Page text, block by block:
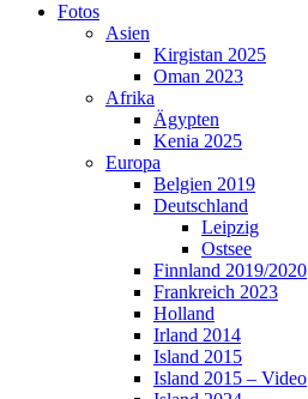
Fotos
Asien
Kirgistan 2025
Oman 2023
Afrika
Ägypten
Kenia 2025
Europa
Belgien 2019
Deutschland
Leipzig
Ostsee
Finnland 2019/2020
Frankreich 2023
Holland
Irland 2014
Island 2015
Island 2015 – Video